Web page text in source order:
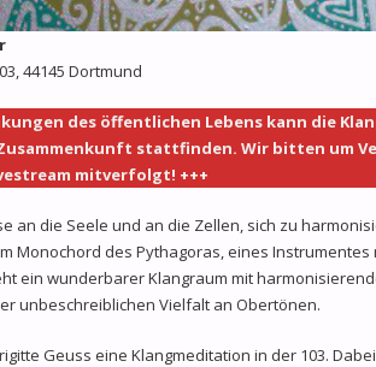
44145 Dortmund
des öffentlichen Lebens kann die
stattfinden. Wir bitten um
mitverfolgt! +++
an die Seele und an die Zellen, sich zu
Monochord des Pythagoras, eines Instrumentes
ein wunderbarer Klangraum mit
unbeschreiblichen Vielfalt an Obertönen.
Geuss eine Klangmeditation in der 103.